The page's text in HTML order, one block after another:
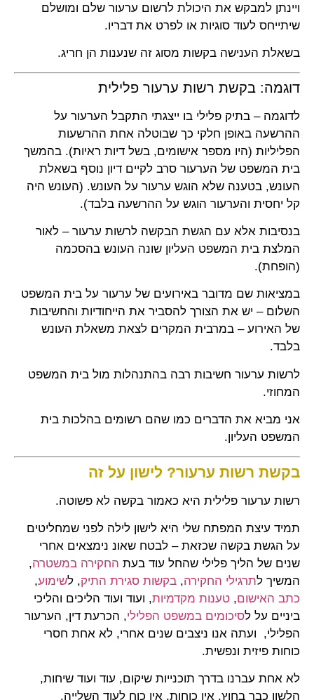
ויינתן למבקש את היכולת לרשום ערעור שלם ומושלם
שיתייחס לעוד סוגיות או לפרט את דבריו.
בשאלת הענישה בקשות מסוג זה שנענות הן חריג.
דוגמה: בקשת רשות ערעור פלילית
לדוגמה – בתיק פלילי בו ייצגתי התקבל הערעור על
ההרשעה באופן חלקי כך שבוטלה אחת ההרשעות
הפליליות (היו מספר אישומים, בשל דיות ראיות). בהמשך
בית המשפט של הערעור סרב לקיים דיון נוסף בשאלת
העונש, בטענה שלא הוגש ערעור על העונש. (העונש היה
קל יחסית והערעור הוגש על ההרשעה בלבד).
בנסיבות אלא עם הגשת הבקשה לרשות ערעור – לאור
המלצת בית המשפט העליון שונה העונש בהסכמה
(הופחת).
במציאות שם מדובר באירועים של ערעור על בית המשפט
השלום – יש את הצורך להסביר את הייחודיות והחשיבות
של האירוע – במרבית המקרים לצאת משאלת העונש
בלבד.
לרשות ערעור חשיבות רבה בהתנהלות מול בית המשפט
המחוזי.
אני מביא את הדברים כמו שהם רשומים בהלכות בית
המשפט העליון.
בקשת רשות ערעור? לישון על זה
רשות ערעור פלילית היא כאמור בקשה לא פשוטה.
תמיד עיצת המפתח שלי היא לישון לילה לפני שמחליטים
על הגשת בקשה שכזאת – לבטח שאונ נימצאים אחרי
שנים של הליך פלילי שהחל עוד בעת החקירה במשטרה,
המשיך לתרגילי החקירה, בקשות סגירת התיק, לשימוע,
כתב האישום, טענות מקדמיות, ועוד ועוד הליכים והליכי
ביניים על לסיכומים במשפט הפלילי, הכרעת דין, הערעור
הפלילי, ועתה אנו ניצבים שנים אחרי, לא אחת חסרי
כוחות פיזית ונפשית.
לא אחת עברנו בדרך תוכנייות שיקום, עוד ועוד שיחות,
הלשון כבר בחוץ. אין כוחות. אין כוח לעוד השלייה.